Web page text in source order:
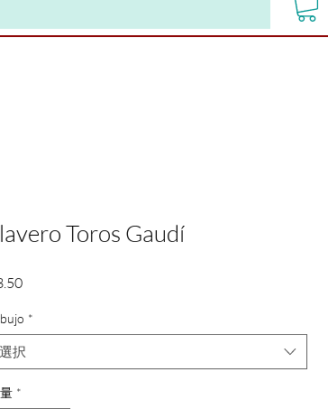
Toros Gaudí
価
*
選択
*